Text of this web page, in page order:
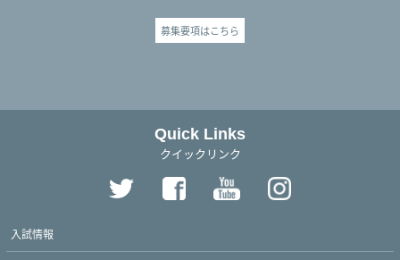
募集要項はこちら
Quick Links
クイックリンク
入試情報